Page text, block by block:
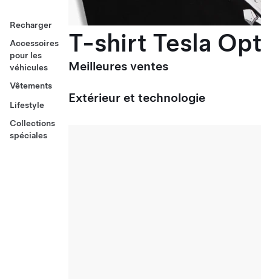
Recharger
Accessoires
pour les
véhicules
Vêtements
Lifestyle
Collections
spéciales
T-shirt Tesla
Meilleures ventes
Extérieur et technologie